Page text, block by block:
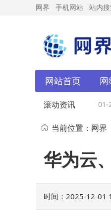
网界 手机网站 站内
网站首页 网
滚动资讯
超大内存 骁 01-21
当前位置： 网界
华为云
时间：2025-12-01